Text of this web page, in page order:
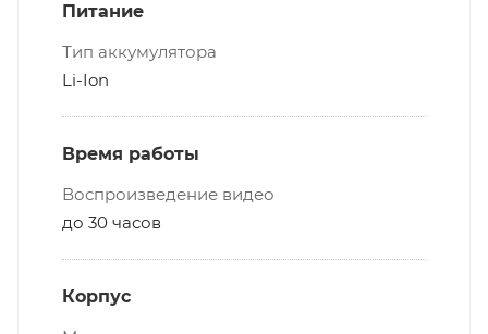
Питание
Тип аккумулятора
Li-Ion
Время работы
Воспроизведение видео
до 30 часов
Корпус